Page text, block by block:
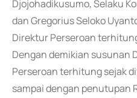
Djojohadikusumo, Selaku
dan Gregorius Seloko
Direktur Perseroan
Dengan demikian susunan
Perseroan terhitung sejak
sampai dengan penutupan